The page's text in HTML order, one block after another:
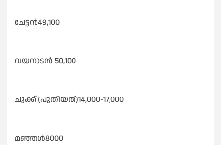
ചേട്ടൻ49,100
വയനാടൻ 50,100
ചുക്ക് (പുതിയത്)14,000-17,000
മഞ്ഞൾ8000